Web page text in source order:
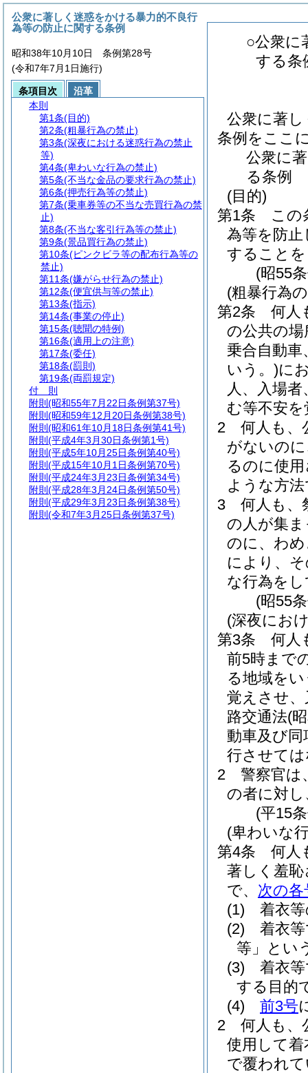
○公衆に
する条
公衆に著
条例をここ
公衆に
る条例
(目的)
第1条
この
為等を防
すること
(昭55
(粗暴行為
第2条
何人
の公共の場
乗合自動
いう。)に
人、入場
む等不安
2
何人も、
がないの
るのに使
ような方
3
何人も、
の人が集
のに、わ
により、
な行為を
(昭55
(深夜にお
第3条
何人
前5時まで
る地域を
覚えさせ
路交通法(
動車及び
行させて
2
警察官は
の者に対
(平15
(卑わいな
第4条
何人
著しく羞
で、 次の各
(1)
着衣
(2)
着衣
等」とい
(3)
着衣
する目的
(4)
前3号
2
何人も、
使用して
で覆われ
公衆に著しく迷惑をかける暴力的不良行
為等の防止に関する条例
昭和38年10月10日 条例第28号
(令和7年7月1日施行)
条項目次
沿革
本則
第1条(目的)
第2条(粗暴行為の禁止)
第3条(深夜における迷惑行為の禁止
等)
第4条(卑わいな行為の禁止)
第5条(不当な金品の要求行為の禁止)
第6条(押売行為等の禁止)
第7条(乗車券等の不当な売買行為の禁
止)
第8条(不当な客引行為等の禁止)
第9条(景品買行為の禁止)
第10条(ピンクビラ等の配布行為等の
禁止)
第11条(嫌がらせ行為の禁止)
第12条(便宜供与等の禁止)
第13条(指示)
第14条(事業の停止)
第15条(聴聞の特例)
第16条(適用上の注意)
第17条(委任)
第18条(罰則)
第19条(両罰規定)
付 則
附則 (昭和55年7月22日条例第37号)
附則 (昭和59年12月20日条例第38号)
附則 (昭和61年10月18日条例第41号)
附則 (平成4年3月30日条例第1号)
附則 (平成5年10月25日条例第40号)
附則 (平成15年10月1日条例第70号)
附則 (平成24年3月23日条例第34号)
附則 (平成28年3月24日条例第50号)
附則 (平成29年3月23日条例第38号)
附則 (令和7年3月25日条例第37号)